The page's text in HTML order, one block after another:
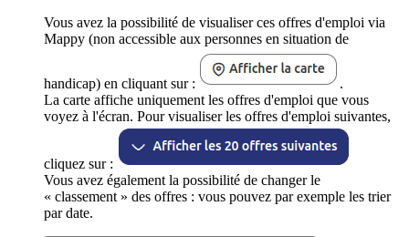
Vous avez la possibilité de visualiser ces offres d'emploi via
Mappy (non accessible aux personnes en situation de
handicap) en cliquant sur :
.
La carte affiche uniquement les offres d'emploi que vous
voyez à l'écran. Pour visualiser les offres d'emploi suivantes,
cliquez sur :
Vous avez également la possibilité de changer le
« classement » des offres : vous pouvez par exemple les trier
par date.